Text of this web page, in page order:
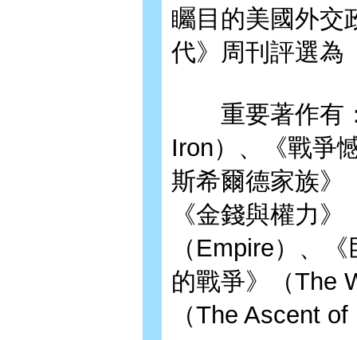
矚目的美國外交
代》周刊評選為
重要著作有：
Iron）、《戰爭
斯希爾德家族》
《金錢與權力
（Empire）、
的戰爭》（The
（The Ascent